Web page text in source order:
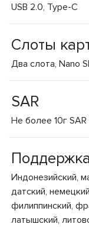
USB 2.0, Type-C
Слоты
Два слота, Nano
SAR
Не более 10г SAR
Индонезийский,
датский,
филиппинский,
латышский,